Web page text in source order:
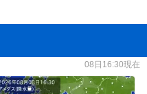
08日16:30現在